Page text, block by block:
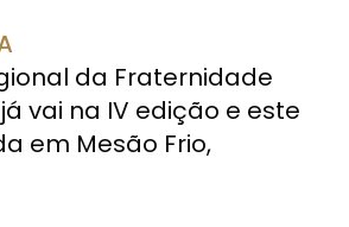
da Fraternidade
vai na IV edição e este
em Mesão Frio,